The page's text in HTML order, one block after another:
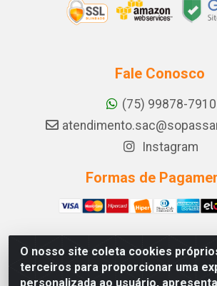
O nosso site coleta cookies
terceiros para proporcionar uma
personalizada ao usuário,
Fale Conosco
(75) 99878-7910
Instagram
Formas de
A PINA DOS SANTOS DELEZZOTTE
233, 27 - ZONA RURAL, ITABERABA/